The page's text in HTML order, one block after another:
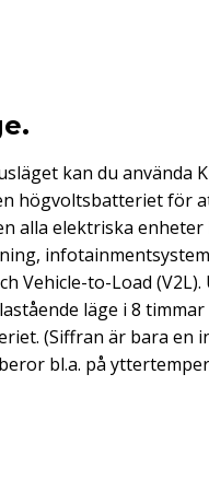
kan du använda
högvoltsbatteriet för
alla elektriska enheter
Vehicle-to-Load
läge i 8
(Siffran är bara en
bl.a. på